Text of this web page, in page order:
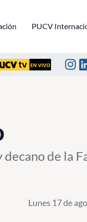
PUCV
de la
Lunes 17 de